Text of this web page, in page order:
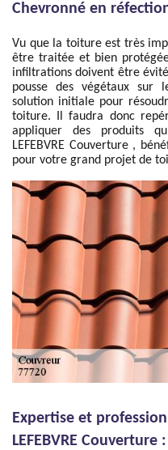
Chevronné en
Vu que la toiture est très
être traitée et bien
infiltrations doivent être
pousse des végétaux sur
solution initiale pour
toiture. Il faudra donc
appliquer des produits
LEFEBVRE Couverture ,
pour votre grand projet de
Expertise et
LEFEBVRE